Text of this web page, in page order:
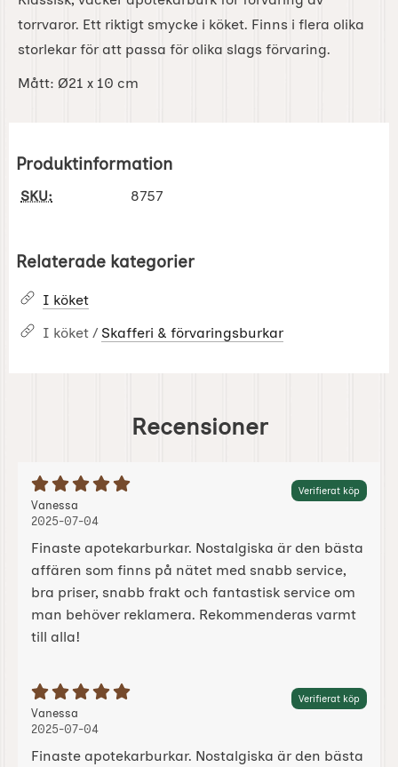
torrvaror. Ett riktigt smycke i köket. Finns i flera olika
storlekar för att passa för olika slags förvaring.
Mått: Ø21 x 10 cm
Produktinformation
SKU: 8757
Relaterade kategorier
I köket
I köket / Skafferi & förvaringsburkar
Recensioner
Betyg: 5 Stjärnor av 5 Verifierat köp
Recension av:
Vanessa
2025-07-04
Finaste apotekarburkar. Nostalgiska är den bästa
affären som finns på nätet med snabb service,
bra priser, snabb frakt och fantastisk service om
man behöver reklamera. Rekommenderas varmt
till alla!
Betyg: 5 Stjärnor av 5 Verifierat köp
Recension av:
Vanessa
2025-07-04
Finaste apotekarburkar. Nostalgiska är den bästa